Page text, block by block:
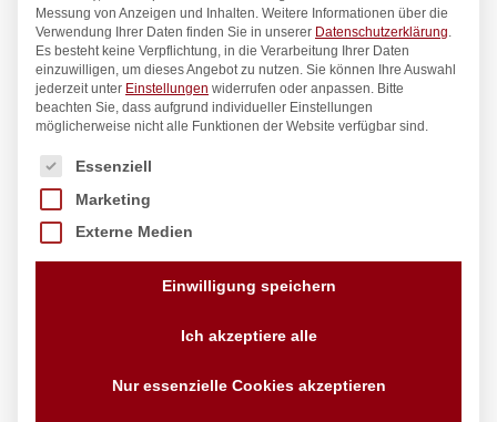
Messung von Anzeigen und Inhalten. Weitere Informationen über die
Verwendung Ihrer Daten finden Sie in unserer Datenschutzerklärung.
Es besteht keine Verpflichtung, in die Verarbeitung Ihrer Daten
einzuwilligen, um dieses Angebot zu nutzen. Sie können Ihre Auswahl
jederzeit unter Einstellungen widerrufen oder anpassen. Bitte
beachten Sie, dass aufgrund individueller Einstellungen
möglicherweise nicht alle Funktionen der Website verfügbar sind.
Es folgt eine Liste der Service-Gruppen, für die eine
Essenziell
Marketing
Externe Medien
Einwilligung speichern
Ich akzeptiere alle
Nur essenzielle Cookies akzeptieren